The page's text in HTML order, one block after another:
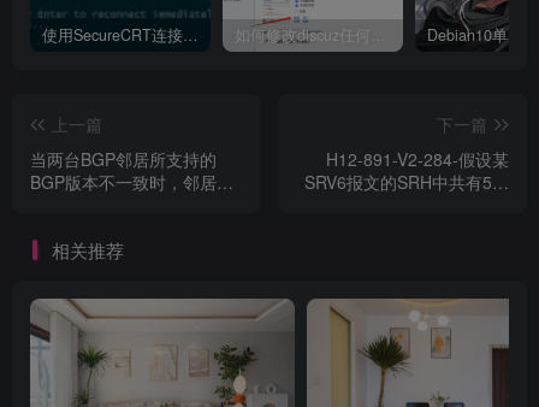
使用SecureCRT连接Ubuntu20.04报错：Key exchange failed. No compatible key exchange method. 如何修改discuz任何模板的编辑器默认字体类型和默认字体大小
上一篇
当两台BGP邻居所支持的
BGP版本不一致时，邻居会
下一篇
H12-891-V2-284-假设某
SRV6报文的SRH中共有5个
成IPV6目的地址？
相关推荐